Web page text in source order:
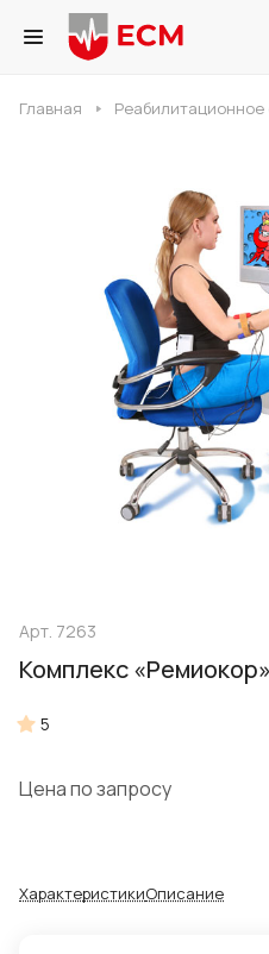
Главная Реабилитационное
Арт. 7263
Комплекс «Ремиокор»
5
Цена по запросу
ХарактеристикиОписание